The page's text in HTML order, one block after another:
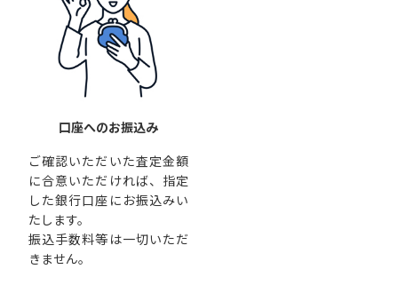
口座へのお振込み
ご確認いただいた査定金額
に合意いただければ、指定
した銀行口座にお振込みい
たします。
振込手数料等は一切いただ
きません。